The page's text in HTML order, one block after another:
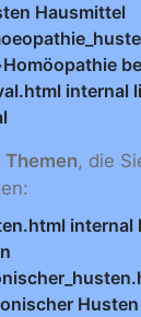
Hausmittel
internal
, die
internal
Husten